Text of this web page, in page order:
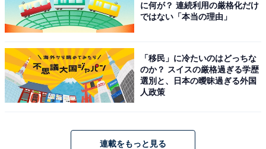
回答者からは「想像上の織田信長を超越した見た目や風
貌でした。カリスマ性がありました」「怖さと迫力があ
った」「信長の雄々しさがでていたから」などの声が聞
かれました。
＞10位までの全ランキング結果を見る
に何が？ 連続利用の厳格化だけ
ではない「本当の理由」
「移民」に冷たいのはどっちな
のか？ スイスの厳格過ぎる学歴
選別と、日本の曖昧過ぎる外国
人政策
連載をもっと見る